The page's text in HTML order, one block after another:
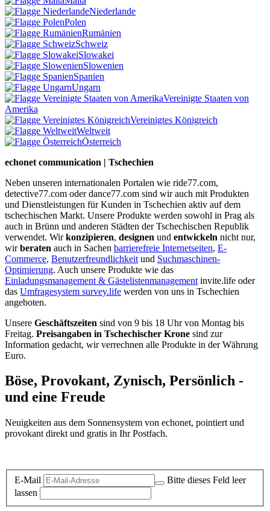
Niederlande
Polen
Rumänien
Schweiz
Slowakei
Slowenien
Spanien
Ungarn
Vereinigte Staaten von
Amerika
Vereinigtes Königreich
Weltweit
Österreich
echonet communication | Tschechien
Neben unseren internationalen Portalen wie ride77.com,
detective77.com oder dance77.com sind wir auch mit Produkten
und Dienstleistungen für Kunden in Tschechien aktiv auf dem
tschechischen Markt. Unsere Produkte werden sowohl in Prag als
auch in Brünn und anderen Städten der Tschechischen Republik
verwendet. Wirkonzipieren, designen und entwickeln nicht nur,
wirberaten auch in Sachen barrierefreie Internetseiten, E-
Commerce, Benutzerfreundlichkeit und Suchmaschinen-
Optimierung. Auch unsere Produkte wie das
Einladungsmanagement & Gästelistenmanagement invite.life oder
das Umfragesystem survey.life werden von uns in Tschechien
angeboten.
Unsere Geschäftszeiten sind von 9 bis 18 Uhr von Montag bis
Freitag. Preisangaben in Tschechischer Krone sind zur
Information gedacht, wir verrechnen alle Produkte in der Währung
Euro.
Böse, Provokant, Zynisch, Persönlich -
und eine Freude
Neuigkeiten aus dem Sonnensystem von echonet, pointiert und
provokant direkt und gratis in Ihr Postfach.
E-Mail
Bitte dieses Feld leer
lassen